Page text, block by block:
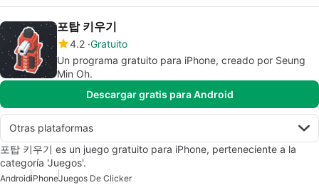
포탑 키우기
4.2 Gratuito
Un programa gratuito para iPhone, creado por Seung
Min Oh.
Descargar gratis para Android
Otras plataformas
포탑 키우기 es un juego gratuito para iPhone, perteneciente a la
categoría 'Juegos'.
AndroidiPhoneJuegos De Clicker